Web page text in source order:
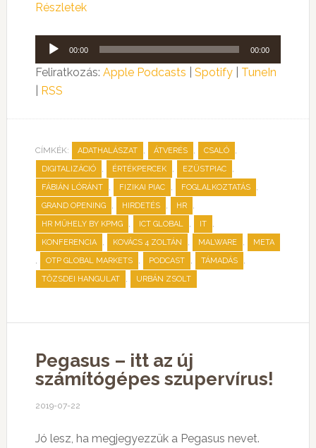
Részletek
Audió
lejátszó
00:00 00:00
Feliratkozás: Apple Podcasts Spotify| TuneIn
RSS
CÍMKÉK: ADATHALÁSZAT , ÁTVERÉS , CSALÓ ,
DIGITALIZÁCIÓ , ÉRTÉKPERCEK , EZÜSTPIAC ,
FÁBIÁN LÓRÁNT , FIZIKAI PIAC , FOGLALKOZTATÁS ,
GRAND OPENING , HIRDETÉS , HR ,
HR MŰHELY BY KPMG , ICT GLOBAL , IT ,
KONFERENCIA , KOVÁCS 4 ZOLTÁN , MALWARE , META
, OTP GLOBAL MARKETS , PODCAST , TÁMADÁS ,
TŐZSDEI HANGULAT , URBÁN ZSOLT
Pegasus – itt az új
számítógépes szupervírus!
2019-07-22
Jó lesz, ha megjegyezzük a Pegasus nevet.